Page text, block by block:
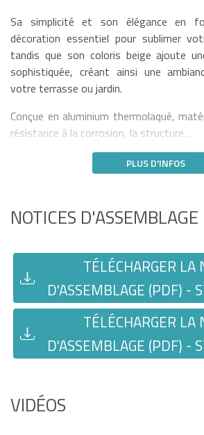
Sa simplicité et son élégance en
décoration essentiel pour sublimer
tandis que son coloris beige ajoute
sophistiquée, créant ainsi une
votre terrasse ou jardin.
Conçue en aluminium thermolaqué,
résistance à la corrosion, la structure …
PLUS D'INFOS
NOTICES D'ASSEMBLAGE
TÉLÉCHARGER LA
D'ASSEMBLAGE (PDF) -
TÉLÉCHARGER LA
D'ASSEMBLAGE (PDF) -
VIDÉOS